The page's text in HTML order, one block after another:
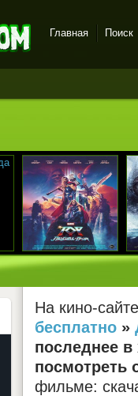
Главная Поиск
На кино-
бесплатно »
последнее в
посмотреть
фильме: